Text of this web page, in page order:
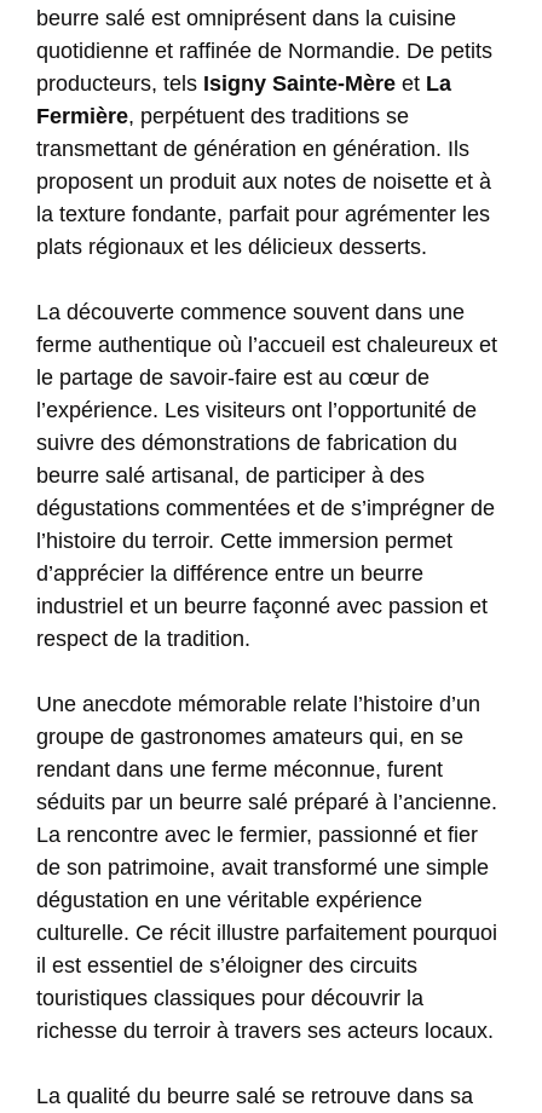
beurre salé est omniprésent dans la cuisine
quotidienne et raffinée de Normandie. De petits
producteurs, tels Isigny Sainte-Mère et La
Fermière, perpétuent des traditions se
transmettant de génération en génération. Ils
proposent un produit aux notes de noisette et à
la texture fondante, parfait pour agrémenter les
plats régionaux et les délicieux desserts.
La découverte commence souvent dans une
ferme authentique où l’accueil est chaleureux et
le partage de savoir-faire est au cœur de
l’expérience. Les visiteurs ont l’opportunité de
suivre des démonstrations de fabrication du
beurre salé artisanal, de participer à des
dégustations commentées et de s’imprégner de
l’histoire du terroir. Cette immersion permet
d’apprécier la différence entre un beurre
industriel et un beurre façonné avec passion et
respect de la tradition.
Une anecdote mémorable relate l’histoire d’un
groupe de gastronomes amateurs qui, en se
rendant dans une ferme méconnue, furent
séduits par un beurre salé préparé à l’ancienne.
La rencontre avec le fermier, passionné et fier
de son patrimoine, avait transformé une simple
dégustation en une véritable expérience
culturelle. Ce récit illustre parfaitement pourquoi
il est essentiel de s’éloigner des circuits
touristiques classiques pour découvrir la
richesse du terroir à travers ses acteurs locaux.
La qualité du beurre salé se retrouve dans sa